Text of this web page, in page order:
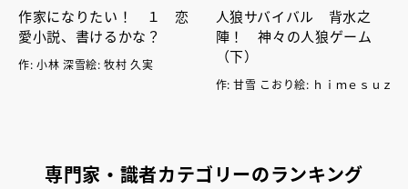
作家になりたい！ １ 恋
愛小説、書けるかな？
作: 小林 深雪絵: 牧村 久実
人狼サバイバル 背水之
陣！ 神々の人狼ゲーム
（下）
作: 甘雪 こおり絵: ｈｉｍｅｓｕｚ
専門家・識者カテゴリーのランキング